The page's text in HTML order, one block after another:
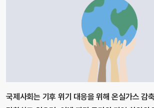
국제사회는 기후 위기 대응을 위해 온실가스 감